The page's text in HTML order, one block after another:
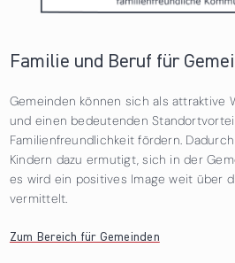
Familie und Beruf für
Gemeinden können sich als attraktive
und einen bedeutenden
Familienfreundlichkeit fördern.
Kindern dazu ermutigt, sich in der
es wird ein positives Image weit über
vermittelt.
Zum Bereich für Gemeinden